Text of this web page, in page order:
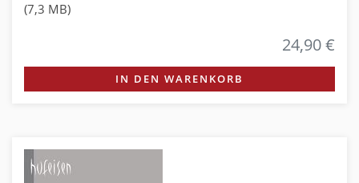
(7,3 MB)
24,90 €
IN DEN WARENKORB